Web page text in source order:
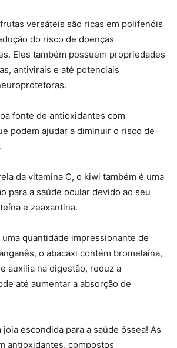
versáteis são ricas em polifenóis
do risco de doenças
Eles também possuem propriedades
antivirais e até potenciais
fonte de antioxidantes com
podem ajudar a diminuir o risco de
da vitamina C, o kiwi também é uma
para a saúde ocular devido ao seu
e zeaxantina.
uma quantidade impressionante de
o abacaxi contém bromelaína,
auxilia na digestão, reduz a
até aumentar a absorção de
joia escondida para a saúde óssea! As
antioxidantes, compostos